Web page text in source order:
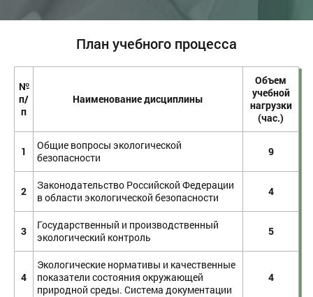
План учебного процесса
№
п/
п
Наименование дисциплины
Объем
учебной
нагрузки
(час.)
1
Общие вопросы экологической
безопасности
9
2
Законодательство Российской Федерации
в области экологической безопасности
4
3
Государственный и производственный
экологический контроль
5
4
Экологические нормативы и качественные
показатели состояния окружающей
природной среды. Система документации
4